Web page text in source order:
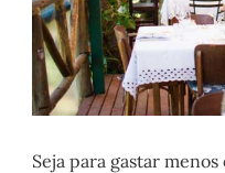
Seja para gastar